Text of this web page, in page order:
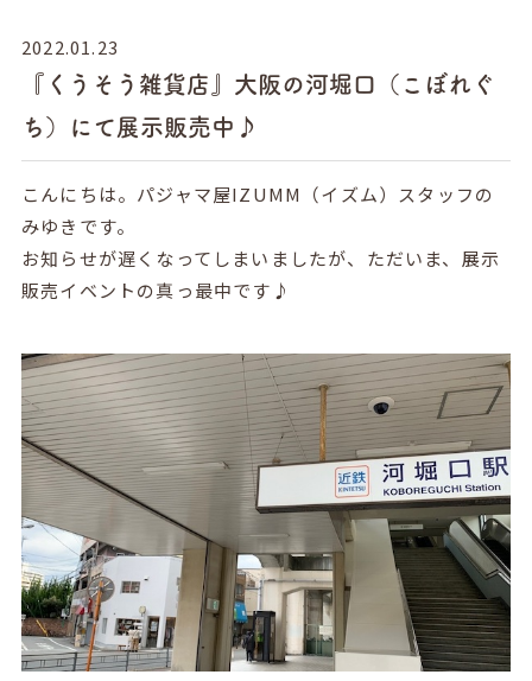
2022.01.23
『くうそう雑貨店』大阪の河堀口（こぼれぐ
ち）にて展示販売中♪
こんにちは。パジャマ屋IZUMM（イズム）スタッフの
みゆきです。
お知らせが遅くなってしまいましたが、ただいま、展示
販売イベントの真っ最中です♪